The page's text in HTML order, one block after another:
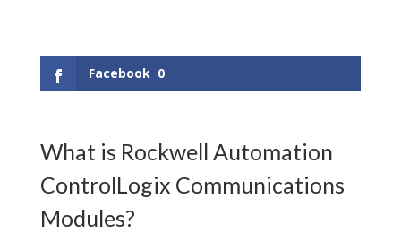
Facebook 0
What is Rockwell Automation
ControlLogix Communications
Modules?